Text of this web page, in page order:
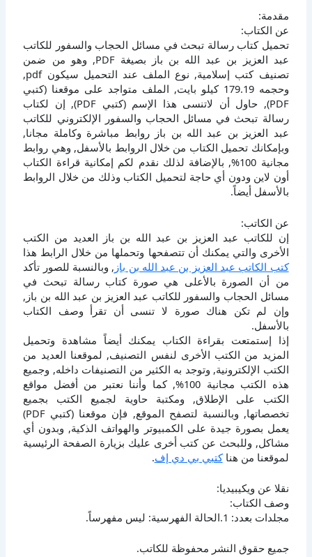
مقدمة:
عن الكتاب:
تحميل كتاب رسالة تبحث في مسائل الحجاب والسفور للكاتب
عبد العزيز بن عبد الله بن باز بصيغة PDF, وهو من ضمن
تصنيف كتب إسلامية, نوع الملف عند التحميل سيكون pdf,
وحجمه 179.19 كيلو بايت, الملف متواجد على موقعنا (كتبي
PDF), حاول أن لاتنسى هذا الإسم (كتبي PDF), إن لكتاب
رسالة تبحث في مسائل الحجاب والسفور الإلكتروني للكاتب
عبد العزيز بن عبد الله بن باز روابط مباشرة وكاملة مجانا,
وبإمكانك تحميل الكتاب من خلال الروابط بالأسفل, وهي روابط
مجانية 100%, بالإضافة لذلك نقدم لكم إمكانية قراءة الكتاب
أون لاين ودون أي حاجة لتحميل الكتاب وذلك من خلال الروابط
بالأسفل أيضاً.
عن الكاتب:
إن للكاتب عبد العزيز بن عبد الله بن باز العديد من الكتب
الأخرى والتي يمكنك أن تتصفحها وتحملها من خلال الرابط هذا
كتب الكاتب عبد العزيز بن عبد الله بن باز , وبالنسبة للصور تأكد
من أن الصورة بالأعلى هي صورة كتاب رسالة تبحث في
مسائل الحجاب والسفور للكاتب عبد العزيز بن عبد الله بن باز,
وإن لم تكن هناك صورة لا تنسى أن تقرأ وصف الكتاب
بالأسفل.
إذا إستمتعت بقراءة الكتاب يمكنك أيضاً مشاهدة وتحميل
المزيد من الكتب الأخرى لنفس التصنيف, لموقعنا العديد من
الكتب الإلكترونية, وتوجد به الكثير من التصنيفات داخله, وجميع
هذه الكتب مجانية 100%, كما وأننا نعتبر من أفضل مواقع
الكتب على الإطلاق, ومكتبة حاوية لجميع الكتب بجميع
تخصصاتها, وبالنسبة لتصفح الموقع, فإن موقعنا (كتبي PDF)
يعمل بصورة جيدة على الكمبيوتر والهواتف الذكية, وبدون أي
مشاكل, وللبحث عن كتب أخرى عليك بزيارة الصفحة الرئيسية
لموقعنا من هناكتبي بي دي إف.
نقلا عن ويكيبيديا:
وصف الكتاب:
مجلدات بعدد: 1.الحالة الفهرسية: ليس مفهرساً.
جميع حقوق النشر محفوظة للكاتب.